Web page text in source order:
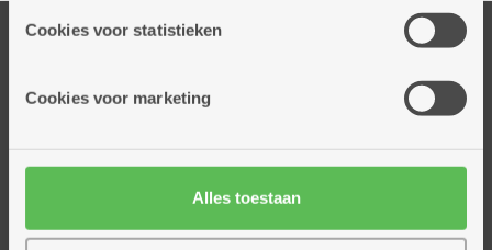
partners kunnen deze gegevens combineren met andere
Cookies voor statistieken
Cookies voor marketing
Alles toestaan
Onze diensten
Dienstencentra
Woonzorgcentra
Financieel comfort
Mijn Zorgbedrijf